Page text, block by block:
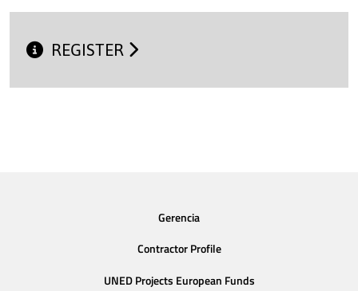
REGISTER
Gerencia
Contractor Profile
UNED Projects European Funds